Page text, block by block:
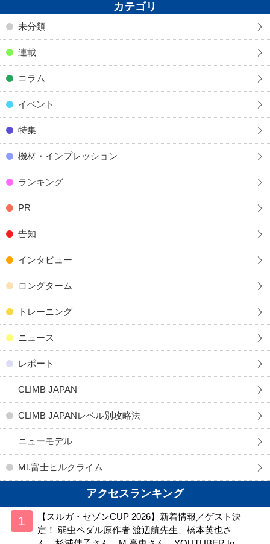
カテゴリ
未分類
連載
コラム
イベント
特集
機材・インプレッション
ランキング
PR
告知
インタビュー
ロングターム
トレーニング
ニュース
レポート
CLIMB JAPAN
CLIMB JAPANレベル別攻略法
ニューモデル
Mt.富士ヒルクライム
アクセスランキング
【スルガ・セゾンCUP 2026】新着情報／ゲスト決
定！ 弱虫ペダル原作者 渡辺航先生、橋本英也さ